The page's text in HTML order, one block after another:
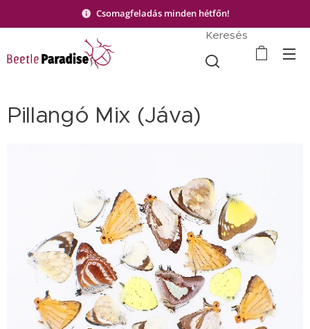
Csomagfeladás minden hétfőn!
Keresés
Pillangó Mix (Jáva)